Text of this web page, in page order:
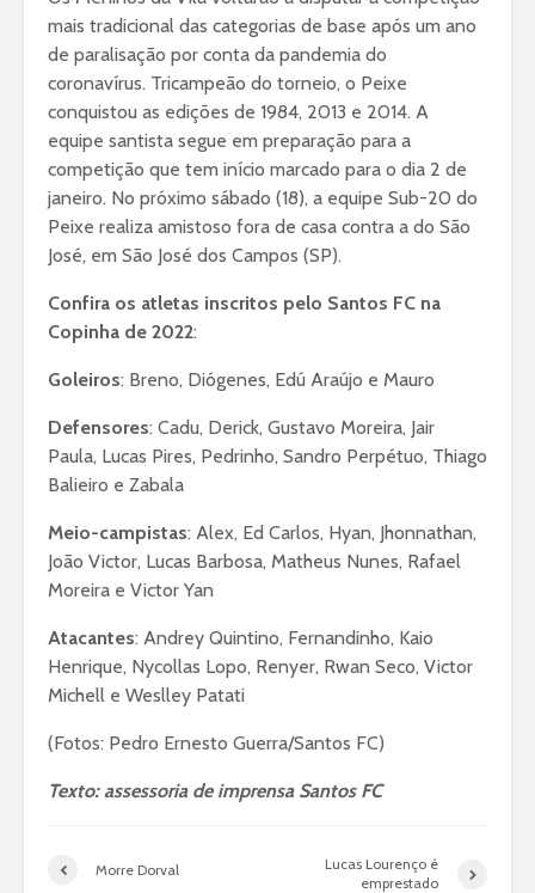
mais tradicional das categorias de base após um ano
de paralisação por conta da pandemia do
coronavírus. Tricampeão do torneio, o Peixe
conquistou as edições de 1984, 2013 e 2014. A
equipe santista segue em preparação para a
competição que tem início marcado para o dia 2 de
janeiro. No próximo sábado (18), a equipe Sub-20 do
Peixe realiza amistoso fora de casa contra a do São
José, em São José dos Campos (SP).
Confira os atletas inscritos pelo Santos FC na
Copinha de 2022:
Goleiros: Breno, Diógenes, Edú Araújo e Mauro
Defensores: Cadu, Derick, Gustavo Moreira, Jair
Paula, Lucas Pires, Pedrinho, Sandro Perpétuo, Thiago
Balieiro e Zabala
Meio-campistas: Alex, Ed Carlos, Hyan, Jhonnathan,
João Victor, Lucas Barbosa, Matheus Nunes, Rafael
Moreira e Victor Yan
Atacantes: Andrey Quintino, Fernandinho, Kaio
Henrique, Nycollas Lopo, Renyer, Rwan Seco, Victor
Michell e Weslley Patati
(Fotos: Pedro Ernesto Guerra/Santos FC)
Texto: assessoria de imprensa Santos FC
Morre Dorval
Lucas Lourenço é
emprestado